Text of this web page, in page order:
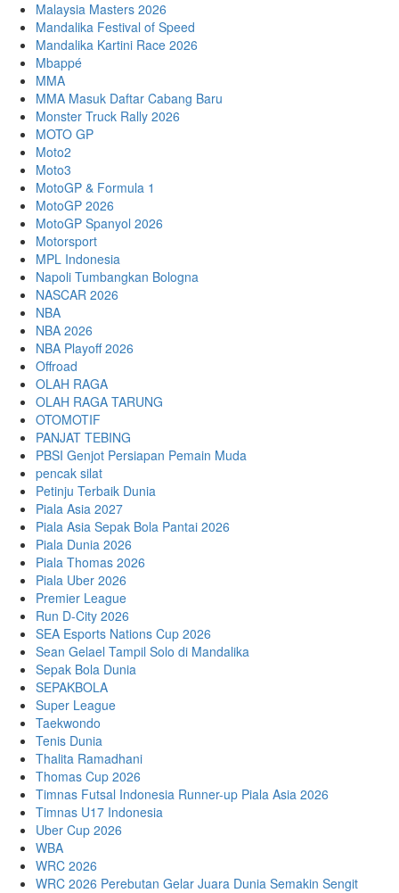
Malaysia Masters 2026
Mandalika Festival of Speed
Mandalika Kartini Race 2026
Mbappé
MMA
MMA Masuk Daftar Cabang Baru
Monster Truck Rally 2026
MOTO GP
Moto2
Moto3
MotoGP & Formula 1
MotoGP 2026
MotoGP Spanyol 2026
Motorsport
MPL Indonesia
Napoli Tumbangkan Bologna
NASCAR 2026
NBA
NBA 2026
NBA Playoff 2026
Offroad
OLAH RAGA
OLAH RAGA TARUNG
OTOMOTIF
PANJAT TEBING
PBSI Genjot Persiapan Pemain Muda
pencak silat
Petinju Terbaik Dunia
Piala Asia 2027
Piala Asia Sepak Bola Pantai 2026
Piala Dunia 2026
Piala Thomas 2026
Piala Uber 2026
Premier League
Run D-City 2026
SEA Esports Nations Cup 2026
Sean Gelael Tampil Solo di Mandalika
Sepak Bola Dunia
SEPAKBOLA
Super League
Taekwondo
Tenis Dunia
Thalita Ramadhani
Thomas Cup 2026
Timnas Futsal Indonesia Runner-up Piala Asia 2026
Timnas U17 Indonesia
Uber Cup 2026
WBA
WRC 2026
WRC 2026 Perebutan Gelar Juara Dunia Semakin Sengit